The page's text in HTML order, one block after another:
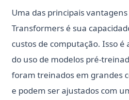
Uma das principais
Transformers é sua
custos de computação. Isso é
do uso de modelos pré-
foram treinados em grandes
e podem ser ajustados com